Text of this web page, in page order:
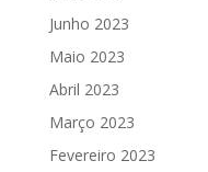
Junho 2023
Maio 2023
Abril 2023
Março 2023
Fevereiro 2023